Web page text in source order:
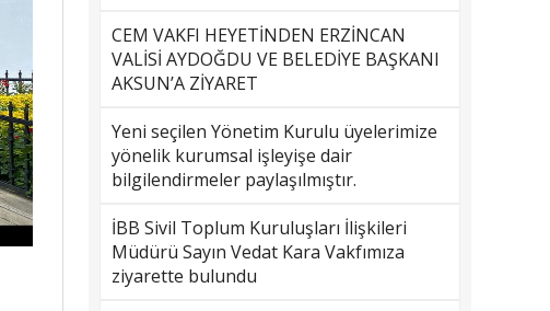
CEM VAKFI HEYETİNDEN ERZİNCAN
VALİSİ AYDOĞDU VE BELEDİYE BAŞKANI
AKSUN’A ZİYARET
Yeni seçilen Yönetim Kurulu üyelerimize
yönelik kurumsal işleyişe dair
bilgilendirmeler paylaşılmıştır.
İBB Sivil Toplum Kuruluşları İlişkileri
Müdürü Sayın Vedat Kara Vakfımıza
ziyarette bulundu